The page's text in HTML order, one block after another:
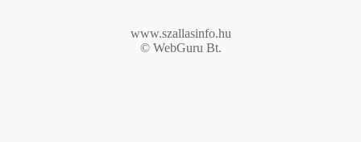
www.szallasinfo.hu
© WebGuru Bt.